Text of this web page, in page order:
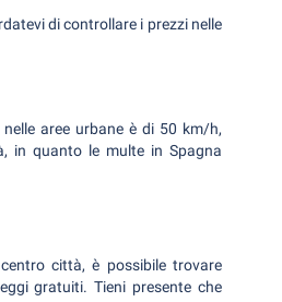
di controllare i prezzi nelle
aree urbane è di 50 km/h,
in quanto le multe in Spagna
città, è possibile trovare
gratuiti. Tieni presente che